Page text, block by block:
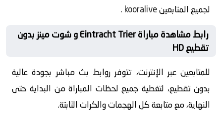
لجميع المتابعينkooralive
.
رابط مشاهدة مباراة Eintracht Trier و شوت مينز بدون
تقطيع HD
للمتابعين عبر الإنترنت، تتوفر روابط بث مباشر بجودة عالية
بدون تقطيع، لتغطية جميع لحظات المباراة من البداية حتى
النهاية، مع متابعة كل الهجمات والكرات الثابتة.